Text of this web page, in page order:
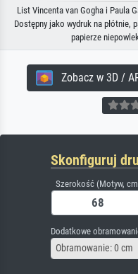
List Vincenta van Gogha i Paula
Dostępny jako wydruk na
papierze
Zobacz w 3D /
Skonfiguruj
Szerokość (Motyw,
Dodatkowe
Obramowanie: 0 cm